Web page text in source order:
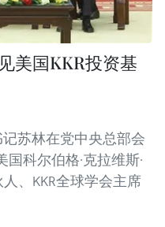
美国KKR投资基
记苏林在党中央总部会
科尔伯格·克拉维斯·
、KKR全球学会主席